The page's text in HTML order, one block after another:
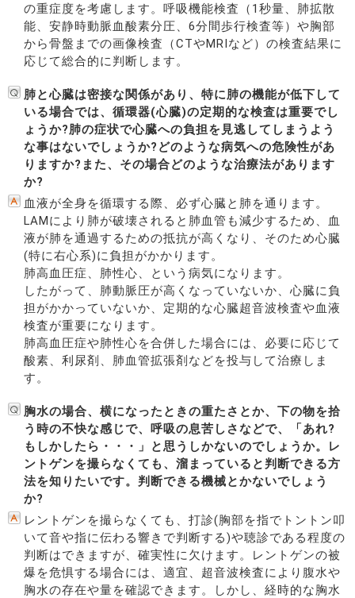
の重症度を考慮します。呼吸機能検査（1秒量、肺拡散
能、安静時動脈血酸素分圧、6分間歩行検査等）や胸部
から骨盤までの画像検査（CTやMRIなど）の検査結果に
応じて総合的に判断します。
肺と心臓は密接な関係があり、特に肺の機能が低下して
いる場合では、循環器(心臓)の定期的な検査は重要でし
ょうか?肺の症状で心臓への負担を見逃してしまうよう
な事はないでしょうか?どのような病気への危険性があ
りますか?また、その場合どのような治療法があります
か?
血液が全身を循環する際、必ず心臓と肺を通ります。
LAMにより肺が破壊されると肺血管も減少するため、血
液が肺を通過するための抵抗が高くなり、そのため心臓
(特に右心系)に負担がかかります。
肺高血圧症、肺性心、という病気になります。
したがって、肺動脈圧が高くなっていないか、心臓に負
担がかかっていないか、定期的な心臓超音波検査や血液
検査が重要になります。
肺高血圧症や肺性心を合併した場合には、必要に応じて
酸素、利尿剤、肺血管拡張剤などを投与して治療しま
す。
胸水の場合、横になったときの重たさとか、下の物を拾
う時の不快な感じで、呼吸の息苦しさなどで、「あれ?
もしかしたら・・・」と思うしかないのでしょうか。レ
ントゲンを撮らなくても、溜まっていると判断できる方
法を知りたいです。判断できる機械とかないでしょう
か?
レントゲンを撮らなくても、打診(胸部を指でトントン叩
いて音や指に伝わる響きで判断する)や聴診である程度の
判断はできますが、確実性に欠けます。レントゲンの被
爆を危惧する場合には、適宜、超音波検査により腹水や
胸水の存在や量を確認できます。しかし、経時的な胸水